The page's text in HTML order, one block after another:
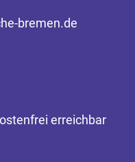
bremen.de
erreichbar